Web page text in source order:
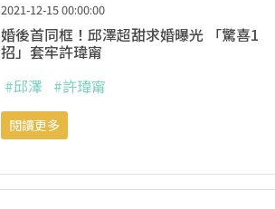
2021-12-15 00:00:00
婚後首同框！邱澤超甜求婚曝光 「驚喜1
招」套牢許瑋甯
#邱澤 #許瑋甯
閱讀更多